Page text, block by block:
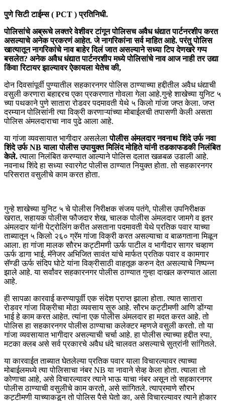
पुणे सिटी टाईम्स ( PCT ) प्रतिनिधी.
पोलिसांचे अब्रूचे लक्तरे वेशीवर टांगून पोलिसच अवैध धंद्यात पार्टनरशीप करत
असल्याचे अनेक प्रकरणं आहेत. जे नागरिकांना सर्व माहित आहे. परंतु पोलिस
खात्यातून नागरिकांचे नाव बाहेर दिलं जात असल्याने सध्या टिप देणखरे गप्प
बसलेत? अनेक अवैध धंद्यात पार्टनरशीप मध्ये पोलिसांचे नाव आज नाही तर उद्या
किंवा रिटायर झाल्यावर ऐकायला येतेच की,
दोन दिवसांपूर्वी पुण्यातील सहकारनगर पोलिस ठाण्याच्या हद्दीतील अवैध धंद्याची
वसुली करणारा बहाद्दरच एका प्रकरणात गोवला गेला आहे.गुन्हे शाखेच्या युनिट ५
च्या पथकाने पुणे सातारा रोडवर पदमावती येथे ५ किलो गांजा जप्त केला. जप्त
दरम्यान पोलिसांनी त्या विक्री करणाऱ्यांच्या मोबाईलची तपासणी केली असता
पोलिस अंमलदाराचा नाव पुढे आला आहे.
या गांजा व्यवसायात भागीदार असलेलापोलीस अंमलदार नवनाथ शिंदे उर्फ नवा
शिंदे उर्फ NB याला पोलीस उपायुक्त मिलिंद मोहिते यांनी तडकाफडकी निलंबित
केले.त्याला निलंबित करण्यात आल्याने पोलिस दलात खळबळ उडाली आहे.
नवनाथ शिंदे हा सध्या स्वारगेट पोलीस ठाण्यात नियुक्त होता. तो सहकारनगर
परिसरात वसुलीचे काम करत होता.
गुन्हे शाखेच्या युनिट ५ चे पोलीस निरीक्षक संजय पतंगे, पोलीस उपनिरीक्षक
खरात, सहायक पोलीस फौजदार शेख, चालक पोलीस अंमलदार जामगे व इतर
अंमलदार यांनी पेट्रोलिंग करीत असताना पदमावती येथे प्रतिक पवार याच्या
ताब्यातून ५ किलो २६० ग्रॅम गांजा विक्री करत असल्याचा व बाळगताना मिळून
आला. हा गांजा मालक सौरभ कट्टीमणी ऊर्फ पाटील व भागीदार सागर चव्हाण
ऊर्फ डागा भाई, मॅनेजर अभिजित सावंत यांचे मार्फत प्रतिक पवार व कामगार
सॅण्डी ऊर्फ संदिप घोटे यांना विक्रीसाठी वाहतूक करुन देत असल्याचे निष्पन्न
झाले आहे. या सर्वांवर सहकारनगर पोलीस ठाण्यात गुन्हा दाखल करण्यात आला
आहे.
ही सापळा कारवाई करण्यापूर्वी एक संदेश प्राप्त झाला होता. त्यात सातारा
रोडवर गांजा विक्रीचा मोठा व्यवसाय सुरु आहे. सौरभ कट्टीमणी आणि डोंग्या
भाई हे काम करत आहेत. त्यांना एक पोलीस अंमलदार हा मदत करत आहे. तो
पोलिस हा सहकारनगर पोलीस ठाण्याचा कलेक्टर म्हणजे वसुली करतो. तो या
गांजा व्यवसायात भागीदार असल्याची चर्चा आहे. हा पोलीस त्याच्या हद्दीत स्पा,
मटका क्लब असे सर्व प्रकारचे अवैध धंदे चालवत असल्याचे सुत्रांनी सांगितले.
या कारवाईत ताब्यात घेतलेल्या प्रतिक पवार याला विचारल्यावर त्याच्या
मोबाईलमध्ये त्या पोलिसाचा नंबर NB या नावाने सेव्ह केला होता. त्याला तो
कोणाचा आहे, असे विचारल्यावर त्याने भाऊ याचा नंबर असून तो सहकारनगर
पोलीस ठाण्याची वसुलीचे काम करतो, असे सांगितले. त्याप्रमाणे सौरभ
कट्टीमणी याच्याकडून तो पोलिस पैसे घेतो का, असे विचारल्यावर त्याने होकार